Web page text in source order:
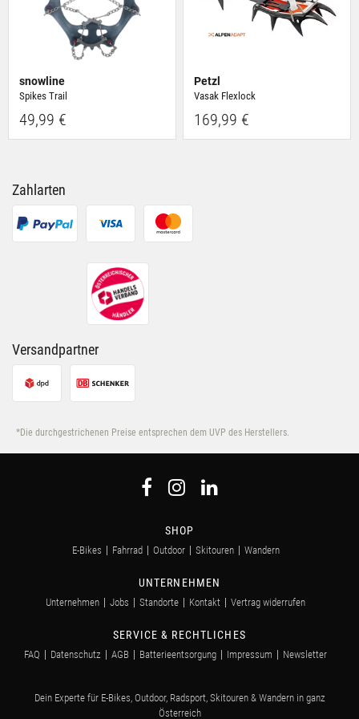
snowline
Spikes Trail
49,99 €
Petzl
Vasak Flexlock
169,99 €
Zahlarten
Versandpartner
*Die durchgestrichenen Preise entsprechen dem UVP des Herstellers.
SHOP
E-Bikes Fahrrad Outdoor Skitouren Wandern
UNTERNEHMEN
Unternehmen Jobs Standorte Kontakt Vertrag widerrufen
SERVICE & RECHTLICHES
FAQ Datenschutz AGB Batterieentsorgung Impressum Newsletter
Dein Experte für E-Bikes, Outdoor, Radsport, Skitouren & Wandern in ganz
Österreich